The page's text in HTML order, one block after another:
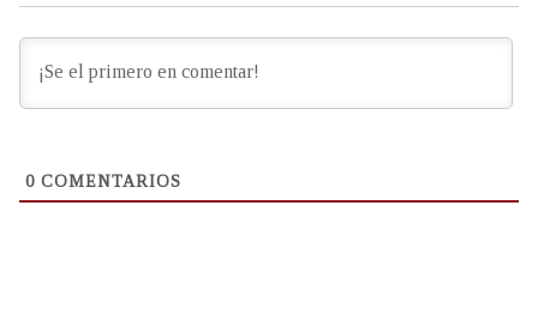
0 COMENTARIOS